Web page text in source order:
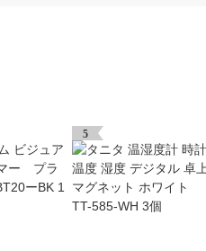
5